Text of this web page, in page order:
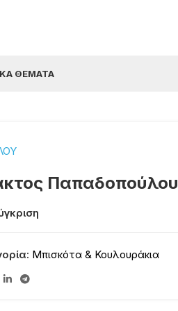
ΘΈΜΑΤΑ
Παπαδοπούλου
Μπισκότα & Κουλουράκια